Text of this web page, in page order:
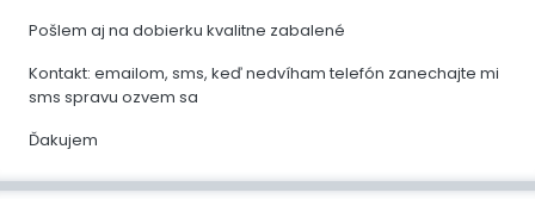
Pošlem aj na dobierku kvalitne zabalené
Kontakt: emailom, sms, keď nedvíham telefón zanechajte mi
sms spravu ozvem sa
Ďakujem